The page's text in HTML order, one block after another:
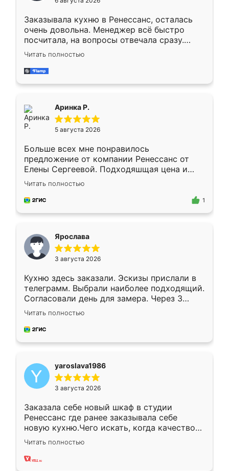
мебели буду заказывать только здесь.
Заказывала кухню в Ренессанс, осталась
очень довольна. Менеджер всё быстро
посчитала, на вопросы отвечала сразу.
Замерщик приехал в субботу, подошёл к
делу со всей ответственностью. Собрали
за день, ребята работали аккуратно, даже
Читать полностью
Аринка Р.
5 августа 2026
Больше всех мне понравилось
предложение от компании Ренессанс от
Елены Сергеевой. Подходяшщая цена и
короткие сроки изготовления. Приехавший
для замера сотрудник Владислав
предложил по моему эскизу самый
Читать полностью
1
Ярослава
3 августа 2026
Кухню здесь заказали. Эскизы прислали в
телеграмм. Выбрали наиболее подходящий.
Согласовали день для замера. Через 3
недели кухня была уже готова. Остались
довольны работой. Спасибо Ренессанс
мебель за качественную работу!
Читать полностью
yaroslava1986
3 августа 2026
Заказала себе новый шкаф в студии
Ренессанс где ранее заказывала себе
новую кухню.Чего искать, когда качеством
вполне довольна. Служит кухня уже почти
два года, нареканий нет.
Читать полностью